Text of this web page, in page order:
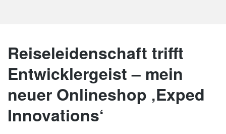
Reiseleidenschaft trifft
Entwicklergeist – mein
neuer Onlineshop ‚Exped
Innovations‘